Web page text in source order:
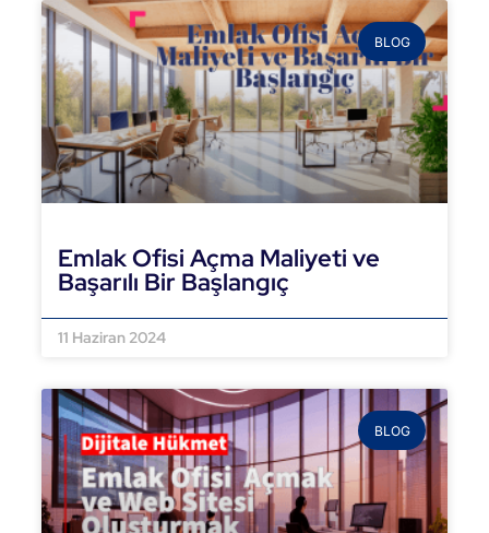
BLOG
Emlak Ofisi Açma Maliyeti ve
Başarılı Bir Başlangıç
11 Haziran 2024
BLOG